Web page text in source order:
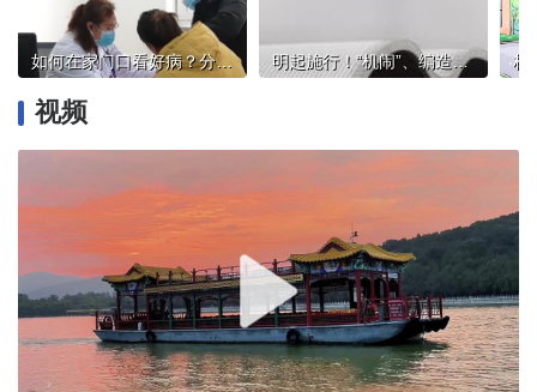
如何在家门口看好病？分级诊疗重塑就医新格局 明起施行！“机闹”、编造虚假恐怖信息等入刑，从严惩治
视频